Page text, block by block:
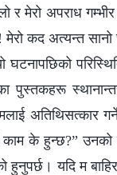
र मेरो अपराध
कद अत्यन्त
घटनापछिको
पुस्तकहरू
अतिथिसत्कार
के हुन्छ?” उनको
यदि म